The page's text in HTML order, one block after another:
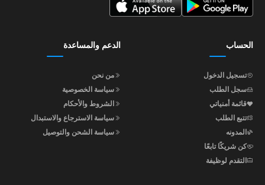
الحساب
تسجيل الدخول
سجل الطلب
قائمة أمنياتي
تتبع الطلب
المدونه
كن شريكًا تابعًا
التقدم لوظيفة
الدعم والمساعدة
من نحن
سياسة الخصوصية
الشروط والأحكام
سياسة الاسترجاع والاستبدال
سياسة الشحن والتوصيل